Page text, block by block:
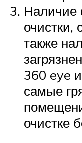
Наличие
очистки,
также
360 eye
самые
очистке